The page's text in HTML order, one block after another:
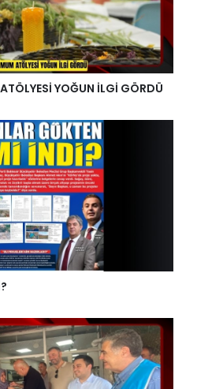
YOĞUN İLGİ GÖRDÜ